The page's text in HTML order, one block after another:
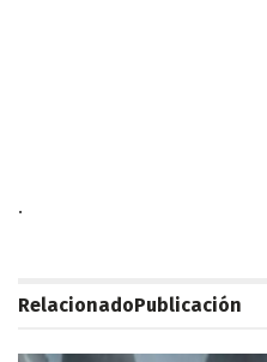
.
RelacionadoPublicación